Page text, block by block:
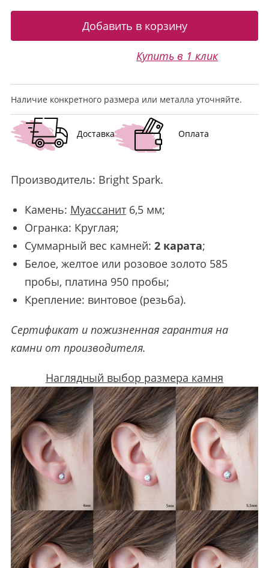
Купить в 1 клик
Наличие конкретного размера или металла уточняйте.
Доставка Оплата
Производитель: Bright Spark.
Камень: Муассанит6,5 мм;
Огранка: Круглая;
Суммарный вес камней: 2 карата;
Белое, желтое или розовое золото 585
пробы, платина 950 пробы;
Крепление: винтовое (резьба).
Сертификат и пожизненная гарантия на
камни от производителя.
Наглядный выбор размера камня